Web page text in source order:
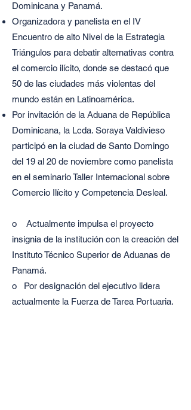
Dominicana y Panamá.
Organizadora y panelista en el IV
Encuentro de alto Nivel de la Estrategia
Triángulos para debatir alternativas contra
el comercio ilícito, donde se destacó que
50 de las ciudades más violentas del
mundo están en Latinoamérica.
Por invitación de la Aduana de República
Dominicana, la Lcda. Soraya Valdivieso
participó en la ciudad de Santo Domingo
del 19 al 20 de noviembre como panelista
en el seminario Taller Internacional sobre
Comercio Ilícito y Competencia Desleal.
o Actualmente impulsa el proyecto
insignia de la institución con la creación del
Instituto Técnico Superior de Aduanas de
Panamá.
o Por designación del ejecutivo lidera
actualmente la Fuerza de Tarea Portuaria.